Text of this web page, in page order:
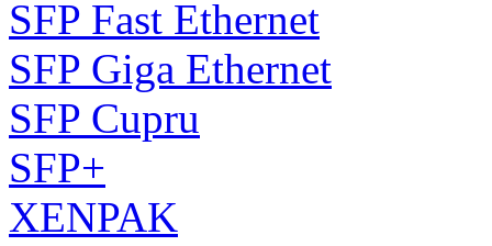
SFP Fast Ethernet
SFP Giga Ethernet
SFP Cupru
SFP+
XENPAK